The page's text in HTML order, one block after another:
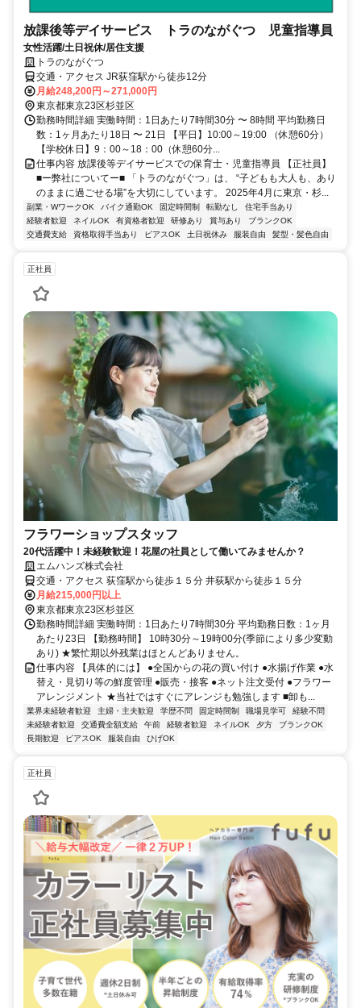
放課後等デイサービス トラのながぐつ 児童指導員
女性活躍/土日祝休/居住支援
トラのながぐつ
交通・アクセス JR荻窪駅から徒歩12分
月給248,200円～271,000円
東京都東京23区杉並区
勤務時間詳細 実働時間：1日あたり7時間30分 〜 8時間 平均勤務日
数：1ヶ月あたり18日 〜 21日 【平日】10:00～19:00 （休憩60分）
【学校休日】9：00～18：00（休憩60分...
仕事内容 放課後等デイサービスでの保育士・児童指導員 【正社員】
■ー弊社についてー■ 「トラのながぐつ」は、 “子どもも大人も、あり
のままに過ごせる場”を大切にしています。 2025年4月に東京・杉...
副業・WワークOK バイク通勤OK 固定時間制 転勤なし
住宅手当あり
経験者歓迎
ネイルOK 有資格者歓迎 研修あり 賞与あり
ブランクOK
交通費支給
資格取得手当あり ピアスOK 土日祝休み 服装自由 髪型・髪色自由
正社員
フラワーショップスタッフ
20代活躍中！未経験歓迎！花屋の社員として働いてみませんか？
エムハンズ株式会社
交通・アクセス 荻窪駅から徒歩１５分 井荻駅から徒歩１５分
月給215,000円以上
東京都東京23区杉並区
勤務時間詳細 実働時間：1日あたり7時間30分 平均勤務日数：1ヶ月
あたり23日 【勤務時間】 10時30分～19時00分(季節により多少変動
あり) ★繁忙期以外残業はほとんどありません。
仕事内容 【具体的には】 ●全国からの花の買い付け ●水揚げ作業 ●水
替え・見切り等の鮮度管理 ●販売・接客 ●ネット注文受付 ●フラワー
アレンジメント ★当社ではすぐにアレンジも勉強します ■卸も...
業界未経験者歓迎 主婦・主夫歓迎 学歴不問 固定時間制 職場見学可
経験不問
未経験者歓迎
交通費全額支給 午前 経験者歓迎 ネイルOK 夕方
ブランクOK
長期歓迎
ピアスOK 服装自由 ひげOK
正社員